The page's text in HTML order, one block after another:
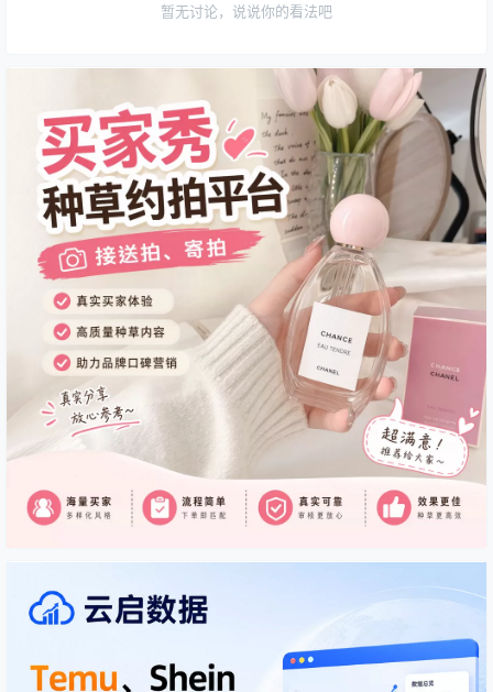
暂无讨论，说说你的看法吧